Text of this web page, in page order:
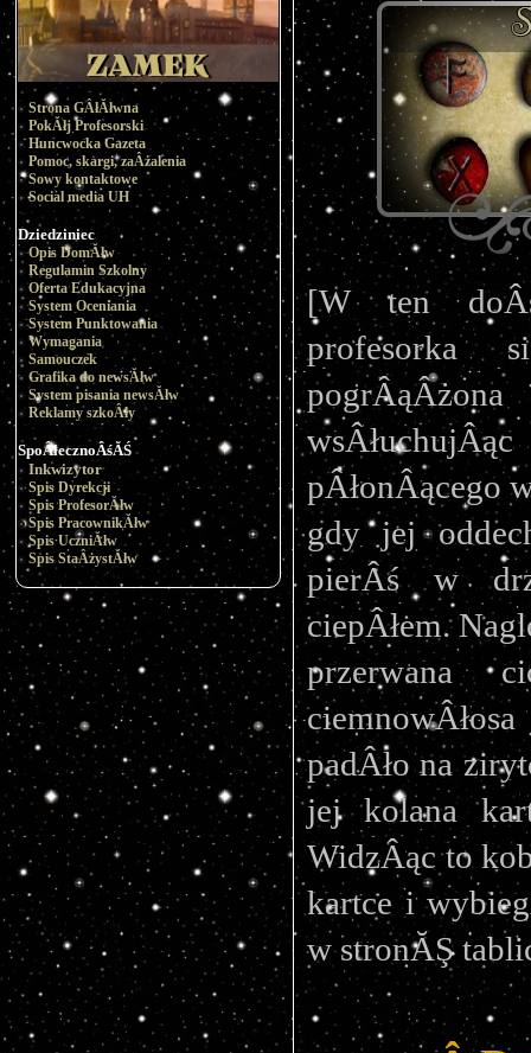
Strona GÂłĂłwna
PokĂłj Profesorski
Huncwocka Gazeta
Pomoc, skargi, zaÂżalenia
Sowy kontaktowe
Social media UH
Dziedziniec
Opis DomĂłw
Regulamin Szkolny
Oferta Edukacyjna
System Oceniania
System Punktowania
Wymagania
Samouczek
Grafika do newsĂłw
System pisania newsĂłw
Reklamy szkoÂły
SpoÂłecznoÂśĂŚ
Inkwizytor
Spis Dyrekcji
Spis ProfesorĂłw
Spis PracownikĂłw
Spis UczniĂłw
Spis StaÂżystĂłw
[W ten
profesorka
pÂłonÂącego
gdy jej
pierÂś w
ciepÂłem.
przerwana
padÂło na
jej kolana
WidzÂąc to
kartce i
w stronĂŞ